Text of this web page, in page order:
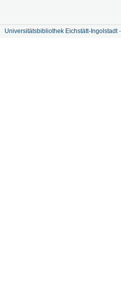
Universitätsbibliothek Eichstätt-Ingolstadt-